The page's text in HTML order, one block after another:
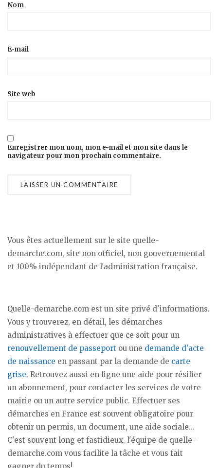
Nom
E-mail
Site web
Enregistrer mon nom, mon e-mail et mon site dans le
navigateur pour mon prochain commentaire.
Vous êtes actuellement sur le site quelle-
demarche.com, site non officiel, non gouvernemental
et 100% indépendant de l'administration française.
Quelle-demarche.com est un site privé d'informations.
Vous y trouverez, en détail, les démarches
administratives à effectuer que ce soit pour un
renouvellement de passeport ou une demande d'acte
de naissance en passant par la demande de carte
grise. Retrouvez aussi en ligne une aide pour résilier
un abonnement, pour contacter les services de votre
mairie ou un autre service public. Effectuer ses
démarches en France est souvent obligatoire pour
obtenir un permis, un document, une aide sociale...
C'est souvent long et fastidieux, l'équipe de quelle-
demarche.com vous facilite la tâche et vous fait